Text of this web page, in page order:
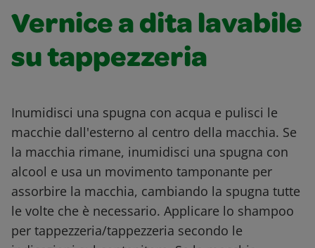
Vernice a dita lavabile
su tappezzeria
Inumidisci una spugna con acqua e pulisci le
macchie dall'esterno al centro della macchia. Se
la macchia rimane, inumidisci una spugna con
alcool e usa un movimento tamponante per
assorbire la macchia, cambiando la spugna tutte
le volte che è necessario. Applicare lo shampoo
per tappezzeria/tappezzeria secondo le